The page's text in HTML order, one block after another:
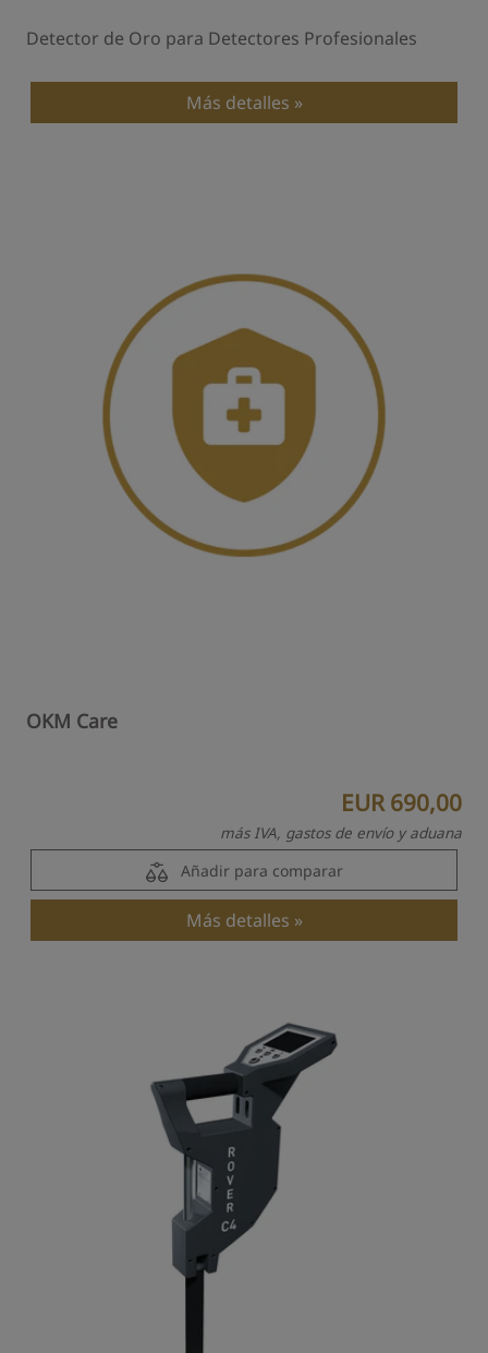
Detector de Oro para Detectores Profesionales
Más detalles
OKM Care
EUR 690,00
más IVA, gastos de envío y aduana
Añadir para comparar
Más detalles